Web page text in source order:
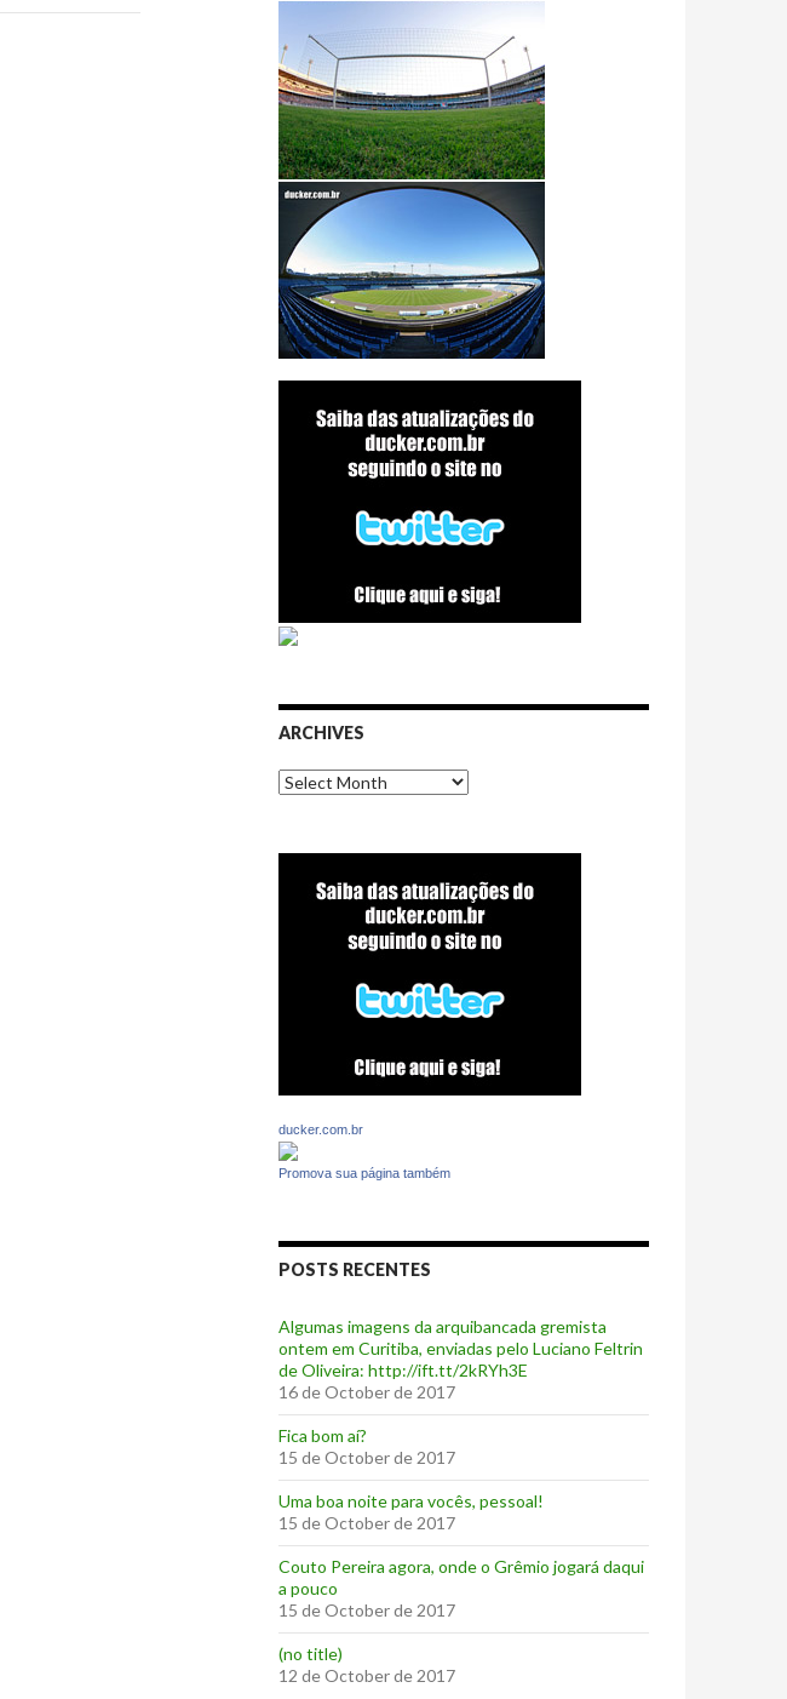
ARCHIVES
Archives
ducker.com.br
Promova sua página também
POSTS RECENTES
Algumas imagens da arquibancada gremista
ontem em Curitiba, enviadas pelo Luciano Feltrin
de Oliveira: http://ift.tt/2kRYh3E
16 de October de 2017
‪Fica bom aí?‬
15 de October de 2017
Uma boa noite para vocês, pessoal!
15 de October de 2017
‪Couto Pereira agora, onde o Grêmio jogará daqui
a pouco ‬
15 de October de 2017
(no title)
12 de October de 2017